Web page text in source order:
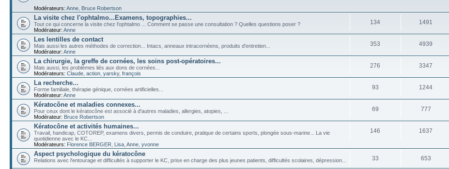
Modérateurs: Anne Bruce Robertson
La visite chez l'ophtalmo...Examens, topographies...
Tout ce qui concerne la visite chez l'ophtalmo ... Comment se passe une consultation ? Quelles questions poser ?
Modérateur: Anne
134 1491
Les lentilles de contact
Mais aussi les autres méthodes de correction... Intacs, anneaux intracornéens, produits d'entretien...
Modérateur: Anne
353 4939
La chirurgie, la greffe de cornées, les soins post-opératoires...
Mais aussi, les problèmes liés aux dons de cornées...
Modérateurs: Claude action yarsky, françois
276 3347
La recherche...
Forme familiale, thérapie génique, cornées artificielles...
Modérateur: Anne
93 1244
Kératocône et maladies connexes...
Pour ceux dont le kératocône est associé à d'autres maladies, allergies, atopies, ...
Modérateur: Bruce Robertson
69 777
Kératocône et activités humaines...
Travail, handicap, COTOREP, examens divers, permis de conduire, pratique de certains sports, plongée sous-marine... La vie
quotidienne avec le KC...
Modérateurs: Florence BERGER Lisa Anne yvonne
146 1637
Aspect psychologique du kératocône
Relations avec l'entourage et difficultés à supporter le KC, prise en charge des plus jeunes patients, difficultés scolaires, dépression... 33 653